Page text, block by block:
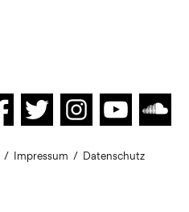
/ Impressum / Datenschutz